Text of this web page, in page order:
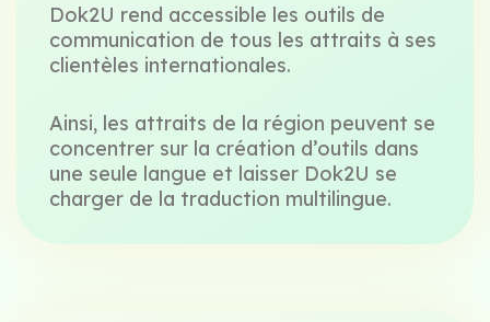
Dok2U rend accessible les outils de
communication de tous les attraits à ses
clientèles internationales.
Ainsi, les attraits de la région peuvent se
concentrer sur la création d’outils dans
une seule langue et laisser Dok2U se
charger de la traduction multilingue.